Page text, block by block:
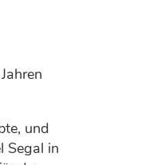
und
Segal in